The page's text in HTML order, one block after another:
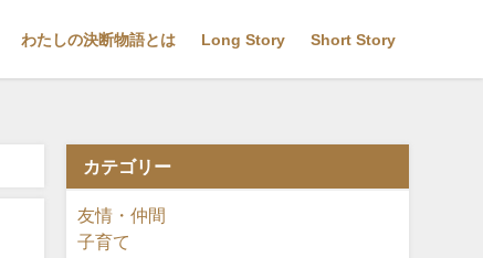
わたしの決断物語とは Long Story Short Story
カテゴリー
友情・仲間
子育て